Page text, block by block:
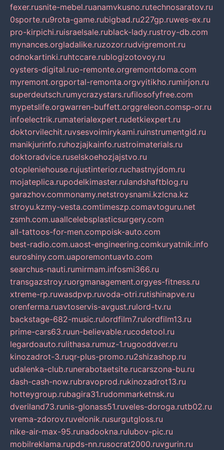
fexer.rusnite-mebel.ruanamvkusno.rutechnosaratov.ru
0sporte.ru9rota-game.rubigbad.ru227gp.ruwes-ex.ru
pro-kirpichi.ruisraelsale.rublack-lady.rustroy-db.com
mynances.orgladalike.ruzozor.rudvigremont.ru
odnokartinki.ruhtccare.rublogizotovoy.ru
oysters-digital.ruo-remonte.orgremontdoma.com
myremont.orgportal-remonta.orgvyitikho.rumirjon.ru
superdeutsch.rumycrazystars.rufilosofyfree.com
mypetslife.orgwarren-buffett.orggreleon.comsp-or.ru
infoelectrik.rumaterialexpert.rudetkiexpert.ru
doktorvilechit.ruvsesvoimirykami.ruinstrumentgid.ru
manikjurinfo.ruhozjajkainfo.rustroimaterials.ru
doktoradvice.ruselskoehozjajstvo.ru
otopleniehouse.rujustinterior.ruchastnyjdom.ru
mojateplica.rupodelkimaster.rulandshaftblog.ru
garazhov.commonamy.netstroysnami.kzlcna.kz
stroyu.kzmy-vesta.comtimeszp.comavtoguru.net
zsmh.com.uaallcelebsplasticsurgery.com
all-tattoos-for-men.compoisk-auto.com
best-radio.com.uaost-engineering.comkuryatnik.info
euroshiny.com.uaporemontuavto.com
searchus-nauti.rumirmam.infosmi366.ru
transgazstroy.ruorgmanagement.orgyes-fitness.ru
xtreme-rp.ruwasdpvp.ruvoda-otri.rutishinapve.ru
orenferma.ruavtoservis-avgust.rulord-tv.ru
backstage-682-music.rulordfilm7.rulordfilm13.ru
prime-cars63.ruun-believable.rucodetool.ru
legardoauto.rulithasa.rumuz-1.rugooddver.ru
kinozadrot-3.ruqr-plus-promo.ru2shizashop.ru
udalenka-club.runerabotaetsite.rucarszona-bu.ru
dash-cash-now.rubravoprod.rukinozadrot13.ru
hotteygroup.rubagira31.rudommarketnsk.ru
dveriland73.runis-glonass51.ruveles-doroga.rutb02.ru
vrema-zdorov.ruvelonik.rusurgutgloss.ru
nike-air-max-95.runadookna.rulubov-pic.ru
mobilreklama.rupds-nn.rusocrat2000.ruvgurin.ru